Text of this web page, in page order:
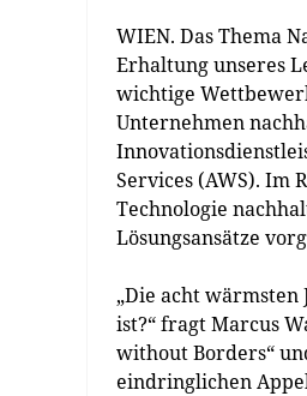
WIEN. Das Thema
Erhaltung unseres
wichtige
Unternehmen
Services (AWS). Im
Technologie
Lösungsansätze
„Die acht
ist?“ fragt Marcus
without Borders“
eindringlichen